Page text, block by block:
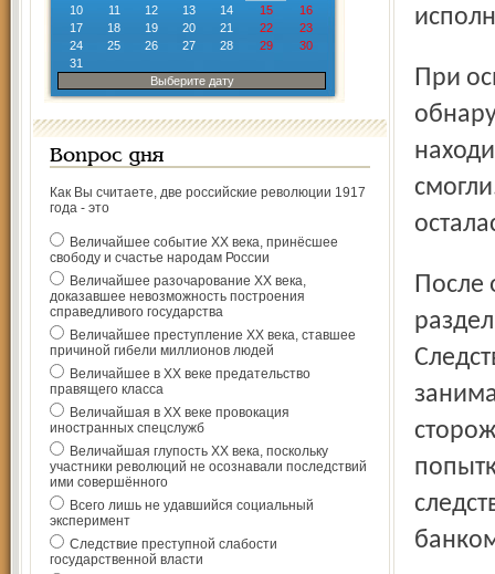
10
11 12 13 14 15
16
17
18 19 20 21 22
23
24
25 26 27 28 29
30
31
Выберите дату
Вопрос дня
Как Вы считаете, две российские революции 1917
года - это
Величайшее событие ХХ века, принёсшее
свободу и счастье народам России
Величайшее разочарование ХХ века,
доказавшее невозможность построения
справедливого государства
Величайшее преступление ХХ века, ставшее
причиной гибели миллионов людей
Величайшее в ХХ веке предательство
правящего класса
Величайшая в ХХ веке провокация
иностранных спецслужб
Величайшая глупость ХХ века, поскольку
участники революций не осознавали последствий
ими совершённого
Всего лишь не удавшийся социальный
эксперимент
Следствие преступной слабости
государственной власти
При осмотре помещения Дома культуры следователи
После обнаружения искорёженного банкомата следствие